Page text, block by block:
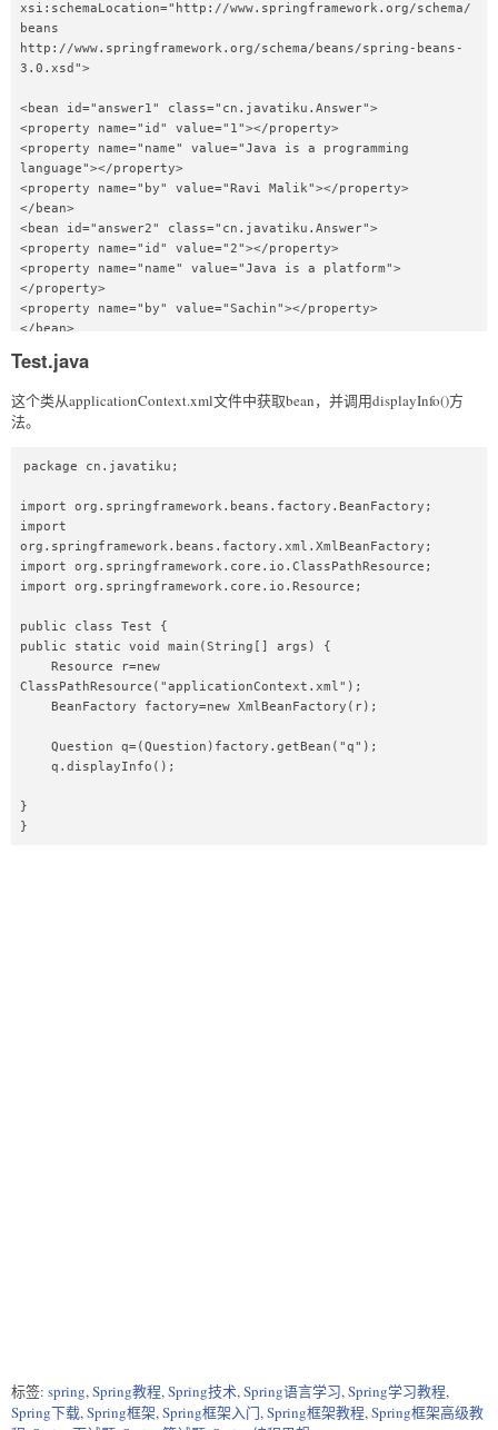
xsi:schemaLocation="http://www.springframework.org/schema/
beans
http://www.springframework.org/schema/beans/spring-beans-
3.0.xsd">
<bean id="answer1" class="cn.javatiku.Answer">
<property name="id" value="1"></property>
<property name="name" value="Java is a programming
language"></property>
<property name="by" value="Ravi Malik"></property>
</bean>
<bean id="answer2" class="cn.javatiku.Answer">
<property name="id" value="2"></property>
<property name="name" value="Java is a platform">
</property>
<property name="by" value="Sachin"></property>
</bean>
<bean id="q" class="cn.javatiku.Question">
<property name="name" value="What is Java?"></property>
<property name="answers">
<ref bean="answer1"/>
</list>
</property>
</bean>
Test.java
这个类从applicationContext.xml文件中获取bean，并调用displayInfo()方
法。
package cn.javatiku;
import org.springframework.beans.factory.BeanFactory;
import
org.springframework.beans.factory.xml.XmlBeanFactory;
import org.springframework.core.io.ClassPathResource;
import org.springframework.core.io.Resource;
public class Test {
public static void main(String[] args) {
ClassPathResource("applicationContext.xml");
}
}
标签: spring,Spring教程,Spring技术,Spring语言学习,Spring学习教程,
Spring下载,Spring框架,Spring框架入门,Spring框架教程,Spring框架高级教